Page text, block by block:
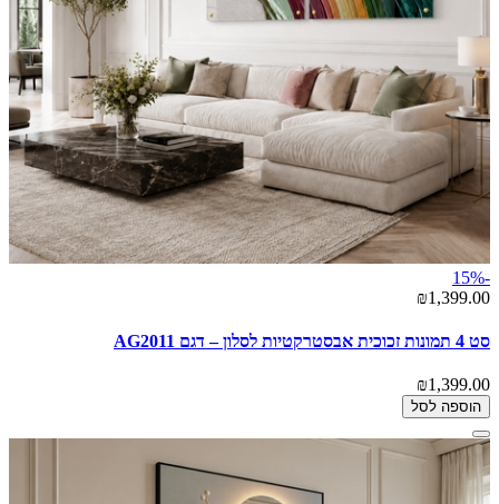
-15%
₪1,399.00
סט 4 תמונות זכוכית אבסטרקטיות לסלון – דגם AG2011
₪1,399.00
הוספה לסל